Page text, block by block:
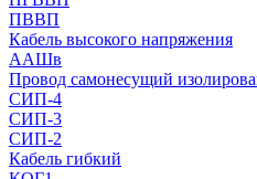
ПВВП
Кабель высокого напряжения
ААШв
Провод самонесущий
СИП-4
СИП-3
СИП-2
Кабель гибкий